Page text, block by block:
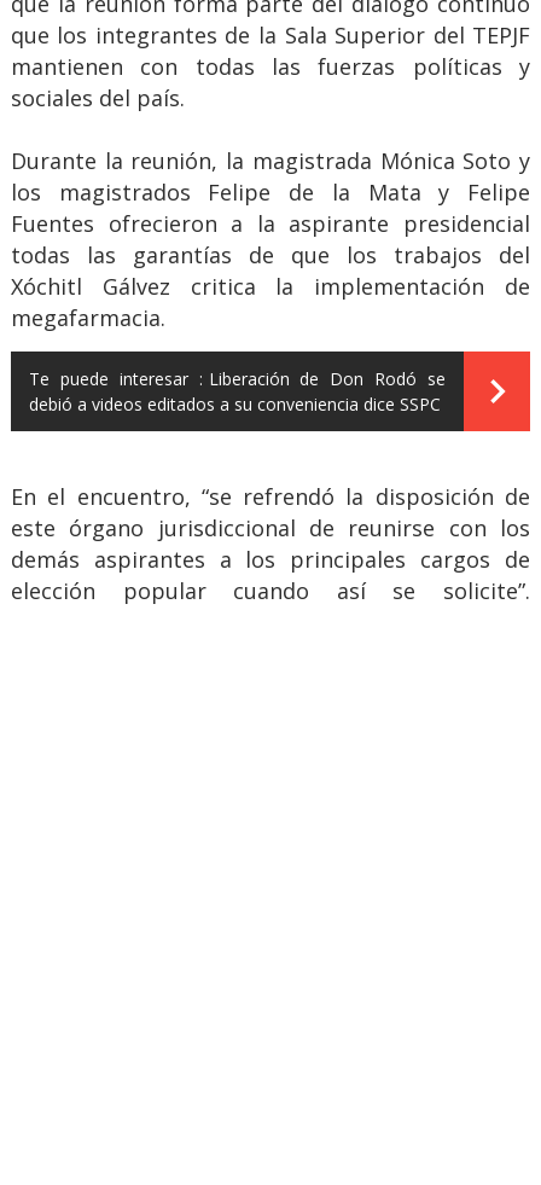
que los integrantes de la Sala Superior del TEPJF
mantienen con todas las fuerzas políticas y
sociales del país.
Durante la reunión, la magistrada Mónica Soto y
los magistrados Felipe de la Mata y Felipe
Fuentes ofrecieron a la aspirante presidencial
todas las garantías de que los trabajos del
Xóchitl Gálvez critica la implementación de
megafarmacia.
Te puede interesar : Liberación de Don Rodó se
debió a videos editados a su conveniencia dice SSPC
En el encuentro, “se refrendó la disposición de
este órgano jurisdiccional de reunirse con los
demás aspirantes a los principales cargos de
elección popular cuando así se solicite”.